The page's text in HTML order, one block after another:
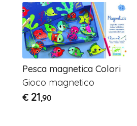
Pesca magnetica Colori
Gioco magnetico
€ 21,90